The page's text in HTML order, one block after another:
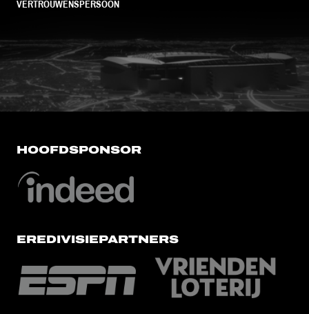
VERTROUWENSPERSOON
FC Utrecht<br>vanuit<br>het
HOOFDSPONSOR
EREDIVISIEPARTNERS